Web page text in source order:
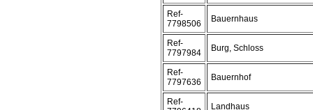
Ref-
7798506
Bauernhaus
Ref-
7797984
Burg, Schloss
Ref-
7797636
Bauernhof
Ref-
Landhaus